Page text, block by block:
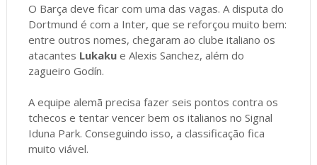
O Barça deve ficar com uma das vagas. A disputa do
Dortmund é com a Inter, que se reforçou muito bem:
entre outros nomes, chegaram ao clube italiano os
atacantes Lukakue Alexis Sanchez, além do
zagueiro Godín.
A equipe alemã precisa fazer seis pontos contra os
tchecos e tentar vencer bem os italianos no Signal
Iduna Park. Conseguindo isso, a classificação fica
muito viável.